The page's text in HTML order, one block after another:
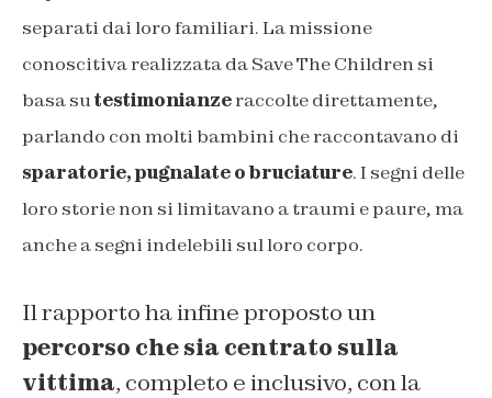
separati dai loro familiari. La missione
conoscitiva realizzata da Save The Children si
basa su testimonianzeraccolte direttamente,
parlando con molti bambini che raccontavano di
sparatorie, pugnalate o bruciature. I segni delle
loro storie non si limitavano a traumi e paure, ma
anche a segni indelebili sul loro corpo.
Il rapporto ha infine proposto un
percorso che sia centrato sulla
vittima, completo e inclusivo, con la